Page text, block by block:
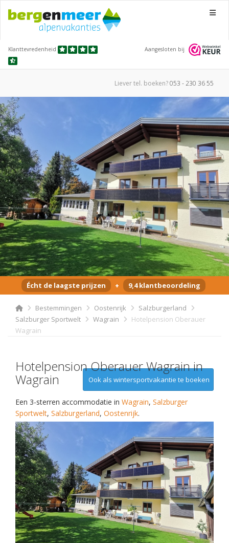
Menu
Klanttevredenheid Aangesloten bij
Liever tel. boeken?053 - 230 36 55
Écht de laagste prijzen + 9,4 klantbeoordeling
Bestemmingen Oostenrijk
Salzburgerland
Salzburger Sportwelt
Wagrain
Hotelpension Oberauer
Wagrain
Hotelpension Oberauer Wagrain in
Wagrain Ook als wintersportvakantie te boeken
Een 3-sterren accommodatie in Wagrain, Salzburger
Sportwelt, Salzburgerland, Oostenrijk.